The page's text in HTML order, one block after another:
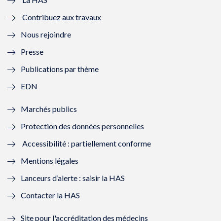
l
l
f
n
ê
t
r
e
)
e
e
n
ê
r
ê
t
e
ê
Contribuez aux travaux
Nous rejoindre
Presse
Publications par thème
EDN
Marchés publics
Protection des données personnelles
Accessibilité : partiellement conforme
Mentions légales
Lanceurs d’alerte : saisir la HAS
Contacter la HAS
Site pour l'accréditation des médecins